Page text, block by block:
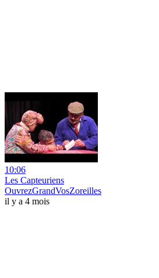
10:06
Les Capteuriens
OuvrezGrandVosZoreilles
il y a 4 mois